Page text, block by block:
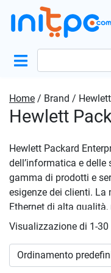
Home / Brand /
Hewlett
Hewlett Packard
dell’informatica e
gamma di prodotti e
esigenze dei clienti.
Ethernet di alta
etichette dedicate per
Inoltre, Hewlett
completa di hard disk
Visualizzazione di 1-